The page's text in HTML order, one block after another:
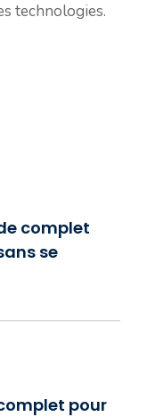
technologies.
complet
se
pour